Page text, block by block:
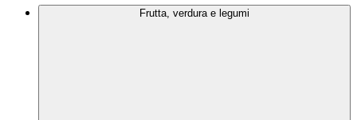
Frutta, verdura e legumi